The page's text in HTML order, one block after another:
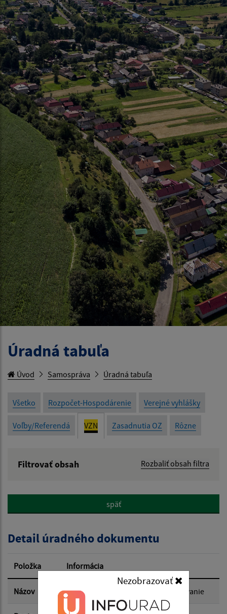
Nezobrazovať
Úradná tabuľa
Úvod Samospráva Úradná tabuľa
Všetko Rozpočet-Hospodárenie Verejné vyhlášky
Voľby/Referendá VZN Zasadnutia OZ Rôzne
Filtrovať obsah Rozbaliť obsah filtra
Popis:
Dátum zverejnenia od:
Dátum zverejnenia do:
späť
Detail úradného dokumentu
Položka Informácia
Názov Návrh VZN o miestnej dani za ubytovanie